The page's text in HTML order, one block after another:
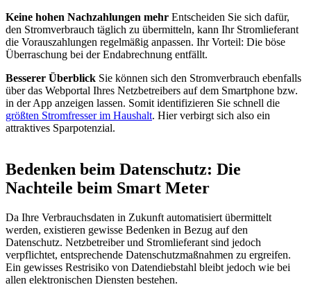
Keine hohen Nachzahlungen mehr Entscheiden Sie sich dafür,
den Stromverbrauch täglich zu übermitteln, kann Ihr Stromlieferant
die Vorauszahlungen regelmäßig anpassen. Ihr Vorteil: Die böse
Über­raschung bei der Endabrechnung entfällt.
Besserer Überblick Sie können sich den Stromverbrauch ebenfalls
über das Webportal Ihres Netzbetreibers auf dem Smartphone bzw.
in der App anzeigen lassen. Somit identifizieren Sie schnell die
größten Stromfresser im Haushalt. Hier verbirgt sich also ein
attraktives Sparpotenzial.
Bedenken beim Datenschutz: Die
Nachteile beim Smart Meter
Da Ihre Verbrauchsdaten in Zukunft automatisiert übermittelt
werden, existieren gewisse Bedenken in Bezug auf den
Datenschutz. Netzbetreiber und Stromlieferant sind jedoch
verpflichtet, entsprechende Datenschutzmaßnahmen zu ergreifen.
Ein gewisses Restrisiko von Datendiebstahl bleibt jedoch wie bei
allen elektronischen Diensten bestehen.